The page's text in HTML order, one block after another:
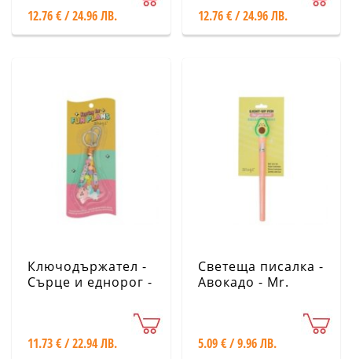
12.76 € / 24.96 ЛВ. 12.76 € / 24.96 ЛВ.
Ключодържател -
Сърце и еднорог -
11.73 € / 22.94 ЛВ.
Светеща писалка -
Авокадо - Mr.
5.09 € / 9.96 ЛВ.